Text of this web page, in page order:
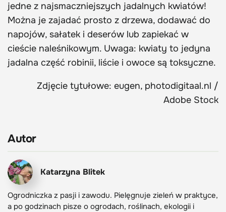
jedne z najsmaczniejszych jadalnych kwiatów!
Można je zajadać prosto z drzewa, dodawać do
napojów, sałatek i deserów lub zapiekać w
cieście naleśnikowym. Uwaga: kwiaty to jedyna
jadalna część robinii, liście i owoce są toksyczne.
Zdjęcie tytułowe: eugen, photodigitaal.nl /
Adobe Stock
Autor
Katarzyna Blitek
Ogrodniczka z pasji i zawodu. Pielęgnuje zieleń w praktyce,
a po godzinach pisze o ogrodach, roślinach, ekologii i